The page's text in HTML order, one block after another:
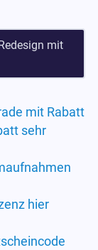
mit
mit Rabatt
sehr
hier